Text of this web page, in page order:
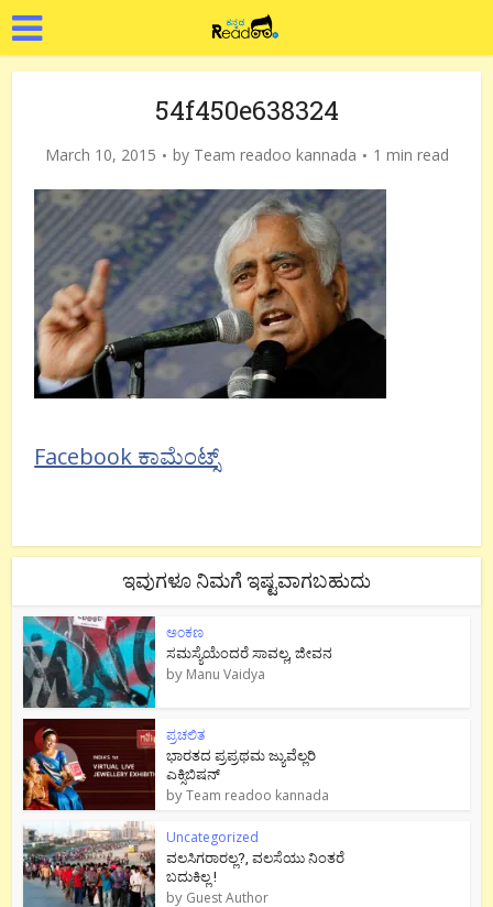
54f450e638324
March 10, 2015 by Team readoo kannada 1 min read
Facebook ಕಾಮೆಂಟ್ಸ್
ಇವುಗಳೂ ನಿಮಗೆ ಇಷ್ಟವಾಗಬಹುದು
ಅಂಕಣ
ಸಮಸ್ಯೆಯೆಂದರೆ ಸಾವಲ್ಲ, ಜೀವನ
by Manu Vaidya
ಪ್ರಚಲಿತ
ಭಾರತದ ಪ್ರಪ್ರಥಮ ಜ್ಯುವೆಲ್ಲರಿ
ಎಕ್ಸಿಬಿಷನ್
byTeam readoo kannada
Uncategorized
ವಲಸಿಗರಾರಲ್ಲ?, ವಲಸೆಯು ನಿಂತರೆ
ಬದುಕಿಲ್ಲ !
by Guest Author